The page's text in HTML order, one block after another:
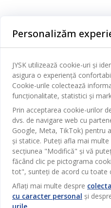
Baie
Birou
Sufragerie
Bucătărie
Depozitare
Perdele
Grădină
Pentru casă
Outlet
Contact Relații Clienți
Magazine și program
Broșură
Termeni si conditii vânzări online
Garantia prețului
Garanția Produselor
Politica de confidentialitate
Card cadou
JYSK
Despre JYSK
JYSK.com
Presă
Locuri de muncă
Newsletter
Inspirație
SEDIU CENTRAL
TAROL-DD S.R.L. str. Jubiliara,
Moldova
JYSK BUSINESS TO BUSINESS
Vânzări și relații clienți persoane
Telefon: 060 531 531
E-mail: jysk@jysk.md
JYSK RELAȚII CLIENȚI
Contact Relații Clienți
Telefon: 022 022 030
E-mail: support@jysk.md
Urmărește Jysk
Personalizăm
JYSK utilizează cookie-uri și
asigura o experiență
Cookie-urile colectează
funcționalitate, statistici și
Prin acceptarea cookie-urilor
dvs. de navigare web cu
Google, Meta, TikTok) pentru
și statice. Puteți afla mai
secțiunea "Modifică" și vă
făcând clic pe pictograma
tot", sunteți de acord cu toate
Aflați mai multe despre
cu caracter personal și